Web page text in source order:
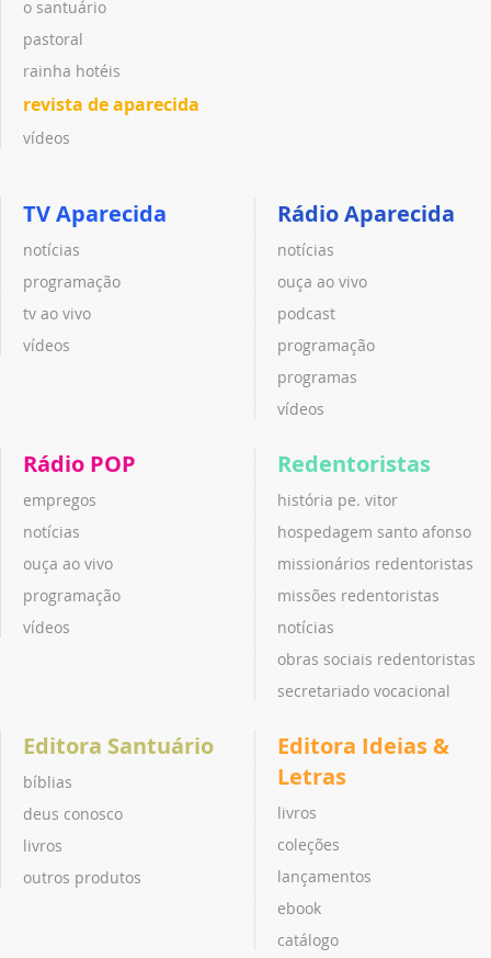
o santuário
pastoral
rainha hotéis
revista de aparecida
vídeos
TV Aparecida
notícias
programação
tv ao vivo
vídeos
Rádio Aparecida
notícias
ouça ao vivo
podcast
programação
programas
vídeos
Rádio POP
empregos
notícias
ouça ao vivo
programação
vídeos
Redentoristas
história pe. vitor
hospedagem santo afonso
missionários redentoristas
missões redentoristas
notícias
obras sociais redentoristas
secretariado vocacional
Editora Santuário
bíblias
deus conosco
livros
outros produtos
Editora Ideias &
Letras
livros
coleções
lançamentos
ebook
catálogo